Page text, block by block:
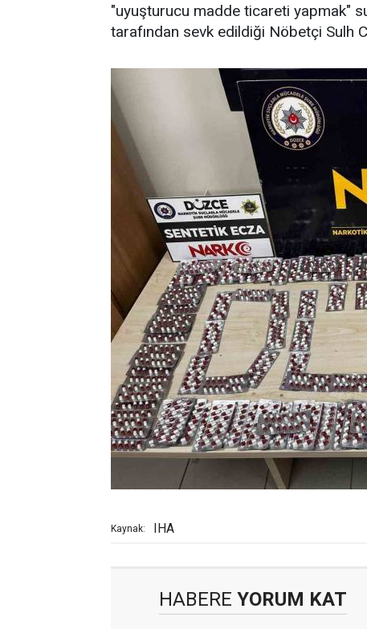
"uyuşturucu madde ticareti yapmak"
tarafından sevk edildiği Nöbetçi Sulh
Kaynak: IHA
HABERE YORUM KAT